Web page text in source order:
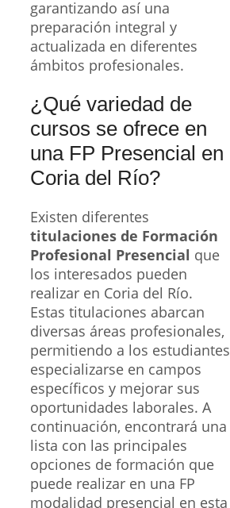
garantizando así una
preparación integral y
actualizada en diferentes
ámbitos profesionales.
¿Qué variedad de
cursos se ofrece en
una FP Presencial en
Coria del Río?
Existen diferentes
titulaciones de Formación
Profesional Presencial que
los interesados pueden
realizar en Coria del Río.
Estas titulaciones abarcan
diversas áreas profesionales,
permitiendo a los estudiantes
especializarse en campos
específicos y mejorar sus
oportunidades laborales. A
continuación, encontrará una
lista con las principales
opciones de formación que
puede realizar en una FP
modalidad presencial en esta